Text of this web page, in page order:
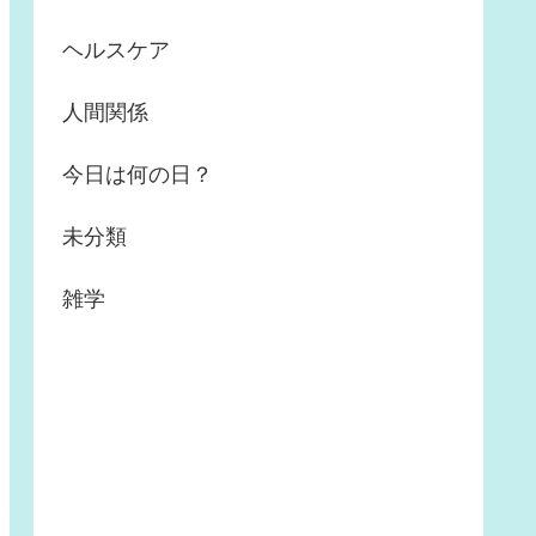
ヘルスケア
人間関係
今日は何の日？
未分類
雑学